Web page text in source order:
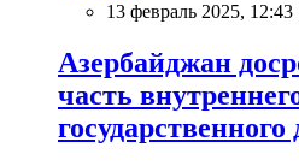
13 февраль 2025, 12:43
Азербайджан
часть
государственного